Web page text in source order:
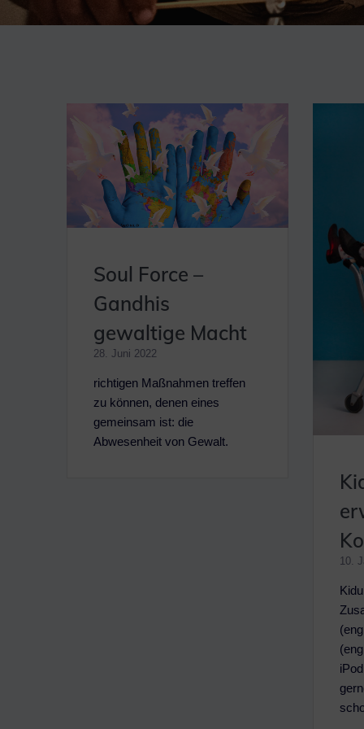
Soul Force –
Gandhis
gewaltige Macht
28. Juni 2022
richtigen Maßnahmen treffen
zu können, denen eines
gemeinsam ist: die
Abwesenheit von Gewalt.
10.